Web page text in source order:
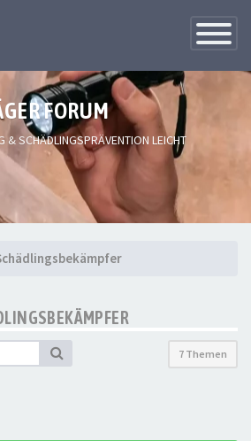
Toggle
FORUM
& SCHÄDLINGSPRÄVENTION LEICHT
7 Themen